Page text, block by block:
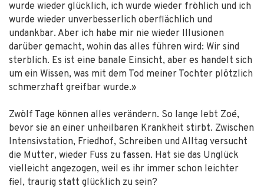
wurde wieder glücklich, ich wurde wieder fröhlich und ich
wurde wieder unverbesserlich oberflächlich und
undankbar. Aber ich habe mir nie wieder Illusionen
darüber gemacht, wohin das alles führen wird: Wir sind
sterblich. Es ist eine banale Einsicht, aber es handelt sich
um ein Wissen, was mit dem Tod meiner Tochter plötzlich
schmerzhaft greifbar wurde.»
Zwölf Tage können alles verändern. So lange lebt Zoé,
bevor sie an einer unheilbaren Krankheit stirbt. Zwischen
Intensivstation, Friedhof, Schreiben und Alltag versucht
die Mutter, wieder Fuss zu fassen. Hat sie das Unglück
vielleicht angezogen, weil es ihr immer schon leichter
fiel, traurig statt glücklich zu sein?